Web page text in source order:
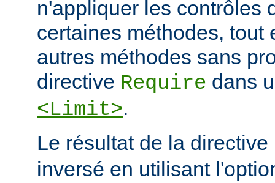
n'appliquer les contrôles
certaines méthodes, tout
autres méthodes sans
directive Require dans
<Limit>.
Le résultat de la directive
inversé en utilisant